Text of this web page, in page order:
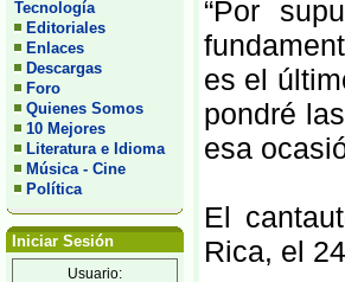
Tecnología
Editoriales
Enlaces
Descargas
Foro
Quienes Somos
10 Mejores
Literatura e Idioma
Música - Cine
Política
Iniciar Sesión
Usuario:
“Por
es el
pondré
esa
El
Rica, el